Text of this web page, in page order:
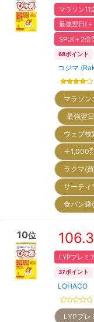
マラソン11
最強翌日(
SPU(＋2倍
68ポイント
コジマ
マラソ
最強翌
ウェブ
＋1,000
ラクマ(
サーテ
食パン
10位 106.3
LYPプレミ
37ポイント
LOHACO
LYPプ